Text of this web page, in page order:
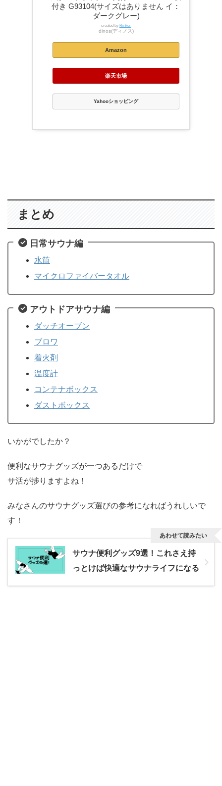
付き G93104(サイズはありません イ：
ダークグレー)
created by Rinker
dinos(ディノス)
Amazon
楽天市場
Yahooショッピング
まとめ
日常サウナ編
水筒
マイクロファイバータオル
アウトドアサウナ編
ダッチオーブン
ブロワ
着火剤
温度計
コンテナボックス
ダストボックス
いかがでしたか？
便利なサウナグッズが一つあるだけで
サ活が捗りますよね！
みなさんのサウナグッズ選びの参考になればうれしいで
す！
サウナ便利グッズ9選！これさえ持
っとけば快適なサウナライフになる
あわせて読みたい